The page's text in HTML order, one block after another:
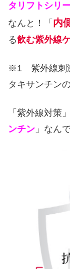
タリフトシリ
なんと！「 内
る飲む紫外線
※1 紫外線刺
タキサンチン
「紫外線対策
ンチン 」なん